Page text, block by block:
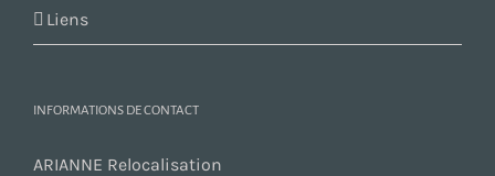
Liens
INFORMATIONS DE CONTACT
ARIANNE Relocalisation